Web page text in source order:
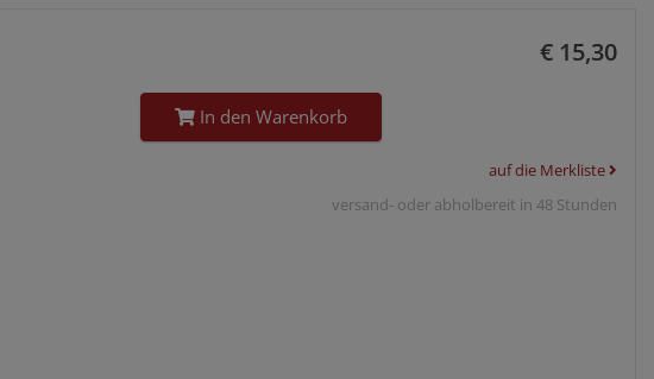
€ 15,30
In den Warenkorb
auf die Merkliste
versand- oder abholbereit in 48 Stunden